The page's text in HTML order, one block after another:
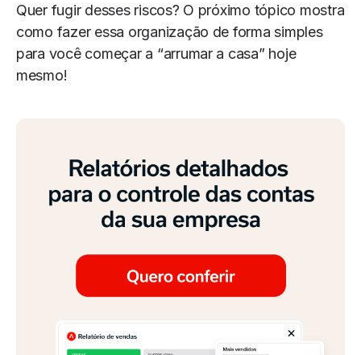
Quer fugir desses riscos? O próximo tópico mostra
como fazer essa organização de forma simples
para você começar a “arrumar a casa” hoje
mesmo!